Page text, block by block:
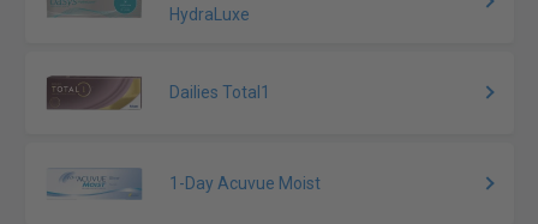
HydraLuxe
Dailies Total1
1-Day Acuvue Moist